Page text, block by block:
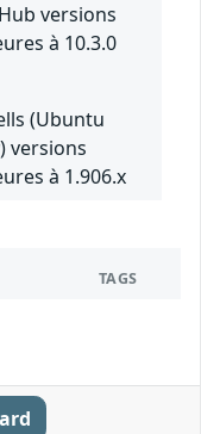
versions
à 10.3.0
(Ubuntu
versions
à 1.906.x
TAGS